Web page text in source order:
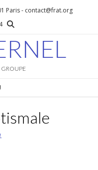
Paris - contact@frat.org
GROUPE